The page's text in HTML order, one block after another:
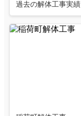
過去の解体工事実績